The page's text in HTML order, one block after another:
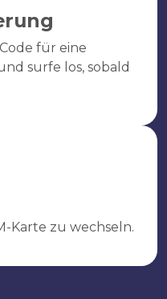
für eine
surfe los, sobald
Karte zu wechseln.